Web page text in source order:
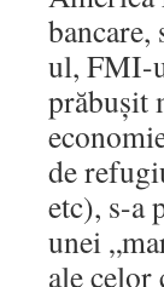
ul, FMI-
prăbuşit
de
etc), s-a
unei
ale celor